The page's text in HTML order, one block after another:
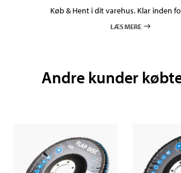
Køb & Hent i dit varehus. Klar inden
LÆS MERE
Andre kunder